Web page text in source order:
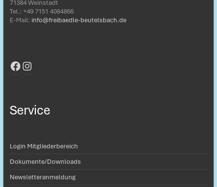
71384 Weinstadt
Tel.: ‭+49 7151 4084866‬
E-Mail: info@freibaedle-beutelsbach.de
Facebook
Instagram
Service
Login Mitgliederbereich
Dokumente/Downloads
Newsletteranmeldung